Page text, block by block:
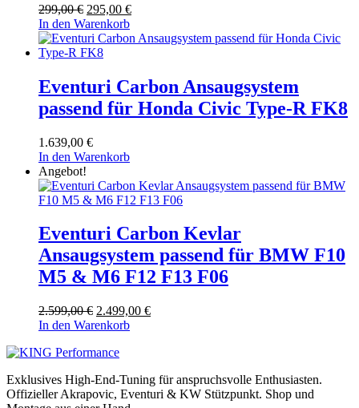
werden
299,00€ Ursprünglicher
Preis
war:
299,00 €
295,00 €Aktueller
ist:
In den Warenkorb
Eventuri Carbon Ansaugsystem
passend für Honda Civic Type-R FK8
1.639,00 €
In den Warenkorb
Angebot!
Eventuri Carbon Kevlar
Ansaugsystem passend für BMW F10
M5 & M6 F12 F13 F06
2.599,00€ Ursprünglicher
Preis
2.599,00 €
2.499,00 €Aktueller
In den Warenkorb
Exklusives High-End-Tuning für anspruchsvolle Enthusiasten.
Offizieller Akrapovic, Eventuri & KW Stützpunkt. Shop und